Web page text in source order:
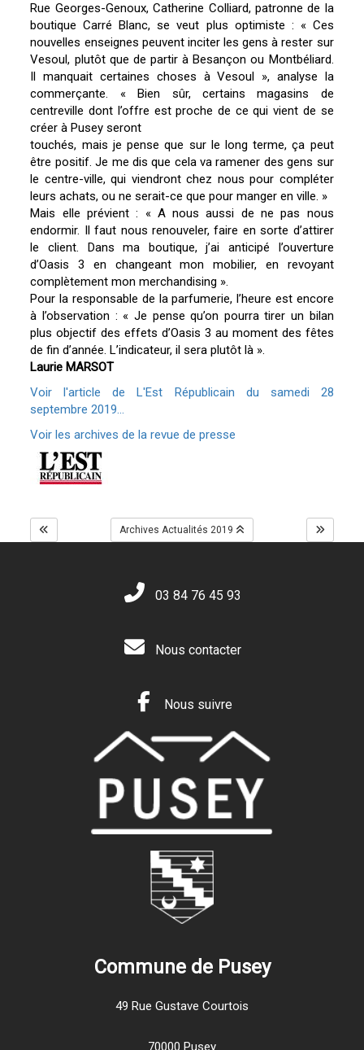
Rue Georges-Genoux, Catherine Colliard, patronne de la
boutique Carré Blanc, se veut plus optimiste : « Ces
nouvelles enseignes peuvent inciter les gens à rester sur
Vesoul, plutôt que de partir à Besançon ou Montbéliard.
Il manquait certaines choses à Vesoul », analyse la
commerçante. « Bien sûr, certains magasins de
centreville dont l’offre est proche de ce qui vient de se
créer à Pusey seront
touchés, mais je pense que sur le long terme, ça peut
être positif. Je me dis que cela va ramener des gens sur
le centre-ville, qui viendront chez nous pour compléter
leurs achats, ou ne serait-ce que pour manger en ville. »
Mais elle prévient : « A nous aussi de ne pas nous
endormir. Il faut nous renouveler, faire en sorte d’attirer
le client. Dans ma boutique, j’ai anticipé l’ouverture
d’Oasis 3 en changeant mon mobilier, en revoyant
complètement mon merchandising ».
Pour la responsable de la parfumerie, l’heure est encore
à l’observation : « Je pense qu’on pourra tirer un bilan
plus objectif des effets d’Oasis 3 au moment des fêtes
de fin d’année. L’indicateur, il sera plutôt là ».
Laurie MARSOT
Voir l'article de L'Est Républicain du samedi 28
septembre 2019...
Voir les archives de la revue de presse
Archives Actualités 2019
03 84 76 45 93
Nous contacter
Nous suivre
Commune de Pusey
49 Rue Gustave Courtois
70000 Pusey